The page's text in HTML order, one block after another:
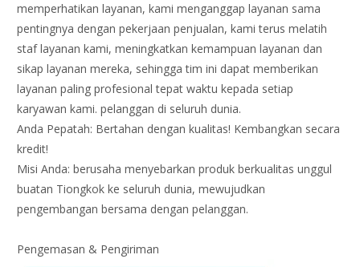
memperhatikan layanan, kami menganggap layanan sama
pentingnya dengan pekerjaan penjualan, kami terus melatih
staf layanan kami, meningkatkan kemampuan layanan dan
sikap layanan mereka, sehingga tim ini dapat memberikan
layanan paling profesional tepat waktu kepada setiap
karyawan kami. pelanggan di seluruh dunia.
Anda Pepatah: Bertahan dengan kualitas! Kembangkan secara
kredit!
Misi Anda: berusaha menyebarkan produk berkualitas unggul
buatan Tiongkok ke seluruh dunia, mewujudkan
pengembangan bersama dengan pelanggan.
Pengemasan & Pengiriman